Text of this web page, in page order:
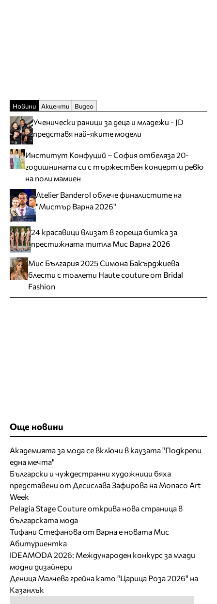
Новини Акценти Видео
Ученически раници за деца и младежи - JD
представя най-яките модели
Институт Конфуций – София отбеляза 20-
годишнината си с тържествен концерт и ревю
на поли мамиен
Atelier Banderol облече финалистите на
"Мистър Варна 2026"
24 красавици влизат в гореща битка за
престижната титла Мис Варна 2026
Мис България 2025 Симона Бакърджиева
блести с тоалети Haute couture от Bridal
Fashion
Още новини
Академията за мода се включи в каузата "Подкрепи
една мечта"
Български и чуждестранни художници бяха
представени от Десислава Зафирова на Monaco Art
Week
Pelagia Stage Couture открива нова страница в
българската мода
Тифани Стефанова от Варна е новата Мис
Абитуриентка
IDEAMODA 2026: Международен конкурс за млади
модни дизайнери
Деница Малчева грейна като "Царица Роза 2026" на
Казанлък